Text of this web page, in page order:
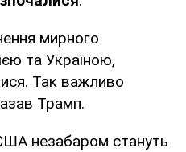
мирного
та Україною,
Так важливо
Трамп.
незабаром стануть